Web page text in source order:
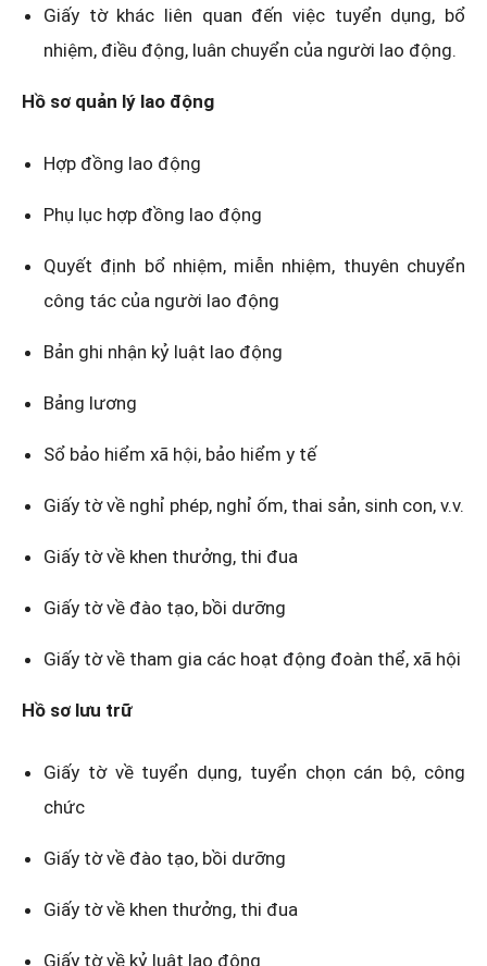
Giấy tờ khác liên quan đến việc tuyển dụng, bổ
nhiệm, điều động, luân chuyển của người lao động.
Hồ sơ quản lý lao động
Hợp đồng lao động
Phụ lục hợp đồng lao động
Quyết định bổ nhiệm, miễn nhiệm, thuyên chuyển
công tác của người lao động
Bản ghi nhận kỷ luật lao động
Bảng lương
Sổ bảo hiểm xã hội, bảo hiểm y tế
Giấy tờ về nghỉ phép, nghỉ ốm, thai sản, sinh con, v.v.
Giấy tờ về khen thưởng, thi đua
Giấy tờ về đào tạo, bồi dưỡng
Giấy tờ về tham gia các hoạt động đoàn thể, xã hội
Hồ sơ lưu trữ
Giấy tờ về tuyển dụng, tuyển chọn cán bộ, công
chức
Giấy tờ về đào tạo, bồi dưỡng
Giấy tờ về khen thưởng, thi đua
Giấy tờ về kỷ luật lao động